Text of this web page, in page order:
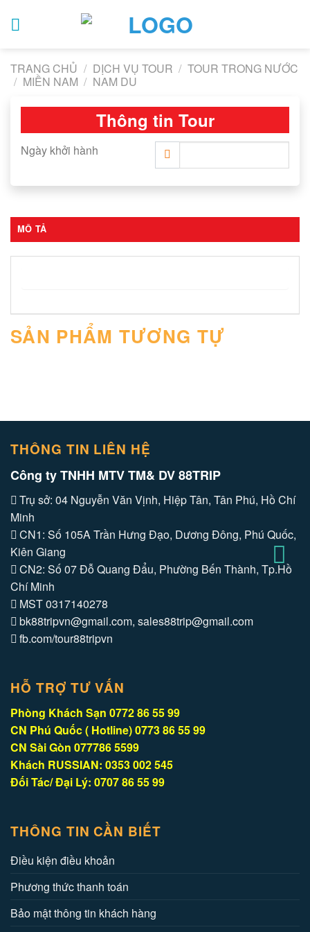
TRANG CHỦ / DỊCH VỤ TOUR / TOUR TRONG NƯỚC
/ MIỀN NAM / NAM DU
Thông tin Tour
Ngày khởi hành
MÔ TẢ
SẢN PHẨM TƯƠNG TỰ
THÔNG TIN LIÊN HỆ
Công ty TNHH MTV TM& DV 88TRIP
Trụ sở: 04 Nguyễn Văn Vịnh, Hiệp Tân, Tân Phú, Hồ Chí
Minh
CN1: Số 105A Trần Hưng Đạo, Dương Đông, Phú Quốc,
Kiên Giang
CN2: Số 07 Đỗ Quang Đẩu, Phường Bến Thành, Tp.Hồ
Chí Minh
MST 0317140278
bk88tripvn@gmail.com, sales88trip@gmail.com
fb.com/tour88tripvn
HỖ TRỢ TƯ VẤN
Phòng Khách Sạn 0772 86 55 99
CN Phú Quốc ( Hotline) 0773 86 55 99
CN Sài Gòn 077786 5599
Khách RUSSIAN: 0353 002 545
Đối Tác/ Đại Lý: 0707 86 55 99
THÔNG TIN CẦN BIẾT
Điều kiện điều khoản
Phương thức thanh toán
Bảo mật thông tin khách hàng